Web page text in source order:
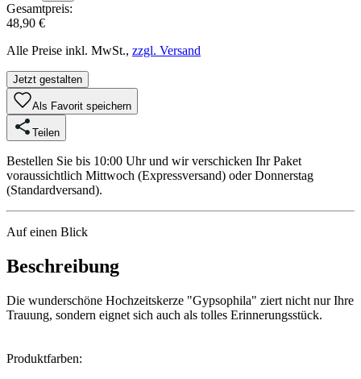
Gesamtpreis:
48,90 €
Alle Preise inkl. MwSt., zzgl. Versand
Jetzt gestalten
Als Favorit speichern
Teilen
Bestellen Sie bis 10:00 Uhr und wir verschicken Ihr Paket
voraussichtlich Mittwoch (Expressversand) oder Donnerstag
(Standardversand).
Auf einen Blick
Beschreibung
Die wunderschöne Hochzeitskerze "Gypsophila" ziert nicht nur Ihre
Trauung, sondern eignet sich auch als tolles Erinnerungsstück.
Produktfarben: